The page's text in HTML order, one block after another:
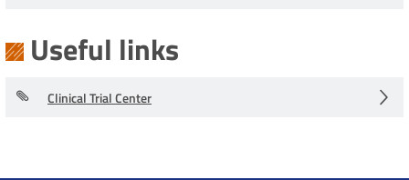
Useful links
Clinical Trial Center